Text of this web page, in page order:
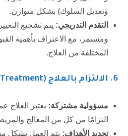
وتعديل السلوك) بشكل متوازن.
التقدم التدريجي: يتم تشجيع
ومستمر، مع الاعتراف بأهمية
المختلفة من العلاج.
6. الالتزام بالعلاج (Commitment to Treatment):
مسؤولية مشتركة: يعتبر العلاج
التزامًا من كل من المعالج
تحديد الأهداف: يتم العمل بشكل